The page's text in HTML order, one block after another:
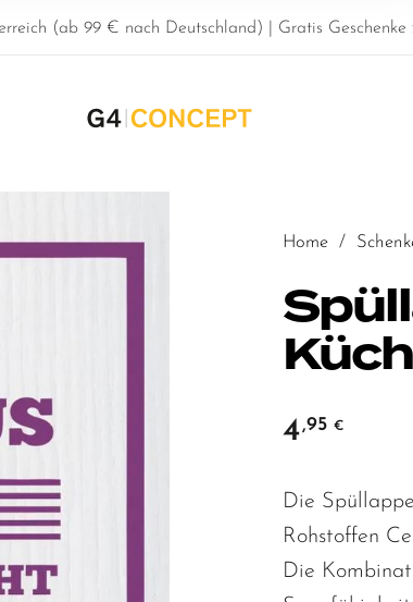
(ab 99 € nach Deutschland) | Gratis Geschenke
Home /
4,95 €
Die
Rohstoffen
Die